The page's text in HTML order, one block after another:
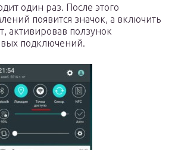
один раз. После этого
появится значок, а включить
активировав ползунок
подключений.